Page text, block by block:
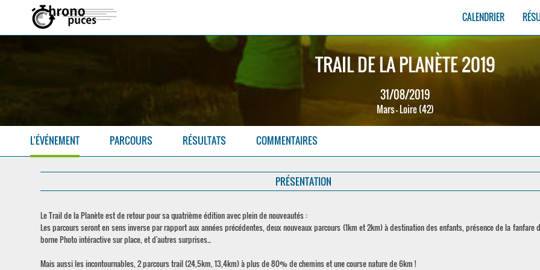
CALENDRIER
TRAIL DE LA PLANÈTE 2019
31/08/2019
Mars - Loire (42)
L'ÉVÉNEMENT PARCOURS RÉSULTATS COMMENTAIRES
PRÉSENTATION
Le Trail de la Planète est de retour pour sa quatrième édition avec plein de nouveautés :
Les parcours seront en sens inverse par rapport aux années précédentes, deux nouveaux parcours (1km et 2km) à destination des enfants, présence de la fanfare
borne Photo intéractive sur place, et d'autres surprises...
Mais aussi les incontournables, 2 parcours trail (24,5km, 13,4km) à plus de 80% de chemins et une course nature de 6km !